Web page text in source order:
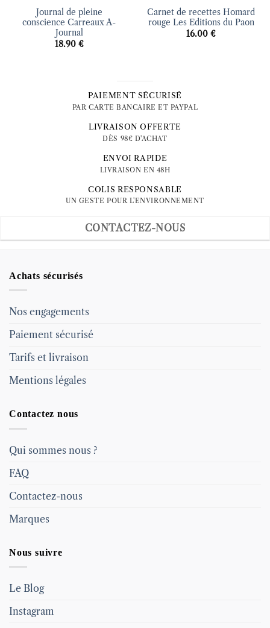
Journal de pleine
conscience Carreaux A-
Journal
18.90 €
Carnet de recettes Homard
rouge Les Editions du Paon
16.00 €
PAIEMENT SÉCURISÉ
PAR CARTE BANCAIRE ET PAYPAL
LIVRAISON OFFERTE
DÈS 98€ D'ACHAT
ENVOI RAPIDE
LIVRAISON EN 48H
COLIS RESPONSABLE
UN GESTE POUR L'ENVIRONNEMENT
CONTACTEZ-NOUS
Achats sécurisés
Nos engagements
Paiement sécurisé
Tarifs et livraison
Mentions légales
Contactez nous
Qui sommes nous ?
FAQ
Contactez-nous
Marques
Nous suivre
Le Blog
Instagram